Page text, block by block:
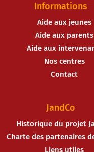
Informations
Aide aux jeunes
Aide aux parents
Aide aux
Nos centres
Contact
JandCo
Historique du projet
Charte des partenaires
Liens utiles